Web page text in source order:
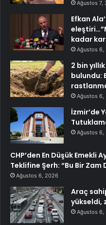
Ağustos 7,
Efkan
kadar
Ağustos 6,
2 bin
bulundu:
Ağustos 6,
İzmir’de
Ağustos 6,
CHP’den En Düşük Emekli
Teklifine Şerh: “Bu Bir Zam
Ağustos 6, 2026
Araç
yükseldi,
Ağustos 6,